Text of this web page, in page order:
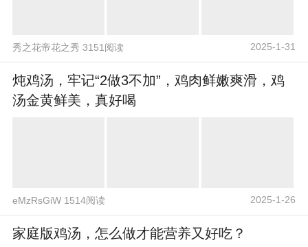
秀之花帝花之秀 3151阅读 2025-1-31
炖鸡汤，牢记“2做3不加”，鸡肉鲜嫩爽滑，鸡
汤金黄鲜美，真好喝
eMzRsGiW 1514阅读 2025-1-26
家庭版鸡汤，怎么做才能营养又好吃？